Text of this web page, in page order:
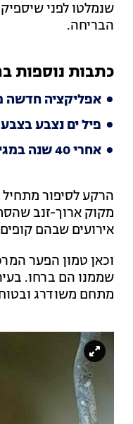
שנמלטו לפני
הבריחה.
כתבות נוספות
אפליקציה חדשה
פיל ים נצבע
אחרי 40 שנה במגירה: התברר שהעצם שמצא בעבר היא של דינוזאור ענק
מקוק ארוך-זנב
אירועים שבהם
וכאן טמון הפער
שממנו הם ברחו.
מתחם משודרג